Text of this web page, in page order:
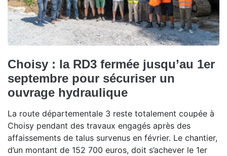
Choisy : la RD3 fermée jusqu’au 1er
septembre pour sécuriser un
ouvrage hydraulique
La route départementale 3 reste totalement coupée à
Choisy pendant des travaux engagés après des
affaissements de talus survenus en février. Le chantier,
d’un montant de 152 700 euros, doit s’achever le 1er